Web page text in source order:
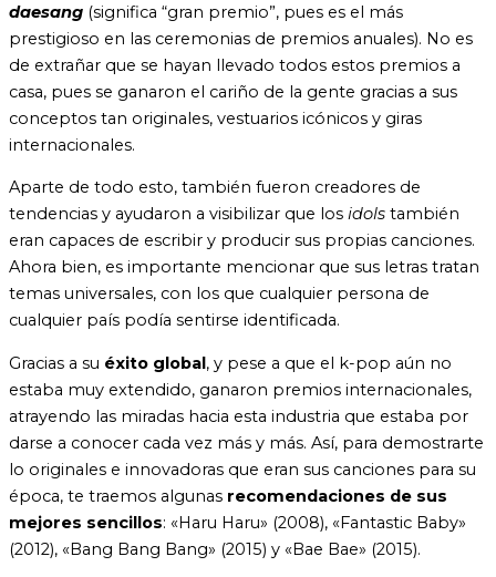
daesang (significa “gran premio”, pues es el más
prestigioso en las ceremonias de premios anuales). No es
de extrañar que se hayan llevado todos estos premios a
casa, pues se ganaron el cariño de la gente gracias a sus
conceptos tan originales, vestuarios icónicos y giras
internacionales.
Aparte de todo esto, también fueron creadores de
tendencias y ayudaron a visibilizar que los idols también
eran capaces de escribir y producir sus propias canciones.
Ahora bien, es importante mencionar que sus letras tratan
temas universales, con los que cualquier persona de
cualquier país podía sentirse identificada.
Gracias a su éxito global, y pese a que el k-pop aún no
estaba muy extendido, ganaron premios internacionales,
atrayendo las miradas hacia esta industria que estaba por
darse a conocer cada vez más y más. Así, para demostrarte
lo originales e innovadoras que eran sus canciones para su
época, te traemos algunas recomendaciones de sus
mejores sencillos: «Haru Haru» (2008), «Fantastic Baby»
(2012), «Bang Bang Bang» (2015) y «Bae Bae» (2015).